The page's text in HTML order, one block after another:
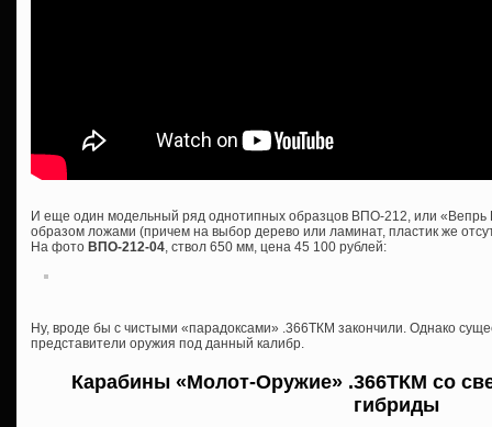
И еще один модельный ряд однотипных образцов ВПО-212, или
образом ложами (причем на выбор дерево или ламинат, пластик же
На фото ВПО-212-04, ствол 650 мм, цена 45 100 рублей:
Ну, вроде бы с чистыми «парадоксами» .366ТКМ закончили. Однако
представители оружия под данный калибр.
Карабины «Молот-Оружие» .366ТКМ со
гибриды